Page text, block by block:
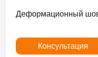
Деформационный
Консультация